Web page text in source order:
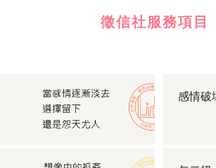
徵信社服務項目
感情破